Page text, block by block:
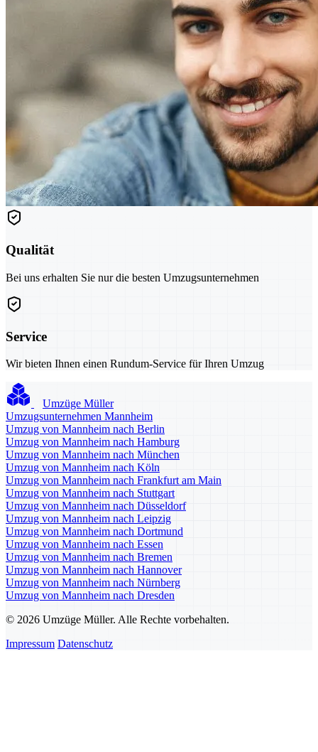
Qualität
Bei uns erhalten Sie nur die besten Umzugsunternehmen
Service
Wir bieten Ihnen einen Rundum-Service für Ihren Umzug
Umzüge Müller
Umzugsunternehmen Mannheim
Umzug von Mannheim nach Berlin
Umzug von Mannheim nach Hamburg
Umzug von Mannheim nach München
Umzug von Mannheim nach Köln
Umzug von Mannheim nach Frankfurt am Main
Umzug von Mannheim nach Stuttgart
Umzug von Mannheim nach Düsseldorf
Umzug von Mannheim nach Leipzig
Umzug von Mannheim nach Dortmund
Umzug von Mannheim nach Essen
Umzug von Mannheim nach Bremen
Umzug von Mannheim nach Hannover
Umzug von Mannheim nach Nürnberg
Umzug von Mannheim nach Dresden
© 2026 Umzüge Müller. Alle Rechte vorbehalten.
Impressum Datenschutz